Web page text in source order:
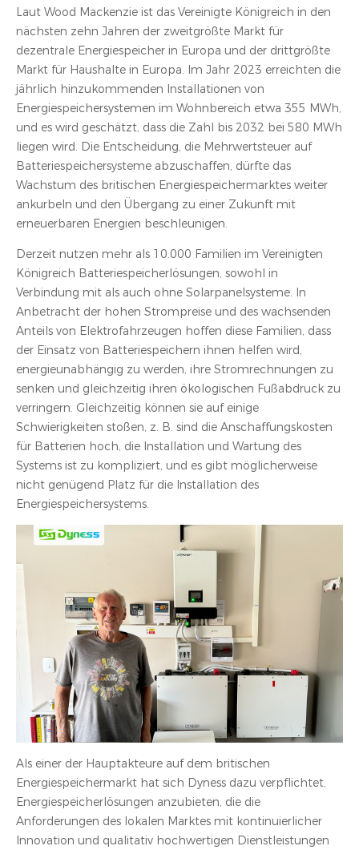
Laut Wood Mackenzie ist das Vereinigte Königreich in den
nächsten zehn Jahren der zweitgrößte Markt für
dezentrale Energiespeicher in Europa und der drittgrößte
Markt für Haushalte in Europa. Im Jahr 2023 erreichten die
jährlich hinzukommenden Installationen von
Energiespeichersystemen im Wohnbereich etwa 355 MWh,
und es wird geschätzt, dass die Zahl bis 2032 bei 580 MWh
liegen wird. Die Entscheidung, die Mehrwertsteuer auf
Batteriespeichersysteme abzuschaffen, dürfte das
Wachstum des britischen Energiespeichermarktes weiter
ankurbeln und den Übergang zu einer Zukunft mit
erneuerbaren Energien beschleunigen.
Derzeit nutzen mehr als 10.000 Familien im Vereinigten
Königreich Batteriespeicherlösungen, sowohl in
Verbindung mit als auch ohne Solarpanelsysteme. In
Anbetracht der hohen Strompreise und des wachsenden
Anteils von Elektrofahrzeugen hoffen diese Familien, dass
der Einsatz von Batteriespeichern ihnen helfen wird,
energieunabhängig zu werden, ihre Stromrechnungen zu
senken und gleichzeitig ihren ökologischen Fußabdruck zu
verringern. Gleichzeitig können sie auf einige
Schwierigkeiten stoßen, z. B. sind die Anschaffungskosten
für Batterien hoch, die Installation und Wartung des
Systems ist zu kompliziert, und es gibt möglicherweise
nicht genügend Platz für die Installation des
Energiespeichersystems.
Als einer der Hauptakteure auf dem britischen
Energiespeichermarkt hat sich Dyness dazu verpflichtet,
Energiespeicherlösungen anzubieten, die die
Anforderungen des lokalen Marktes mit kontinuierlicher
Innovation und qualitativ hochwertigen Dienstleistungen